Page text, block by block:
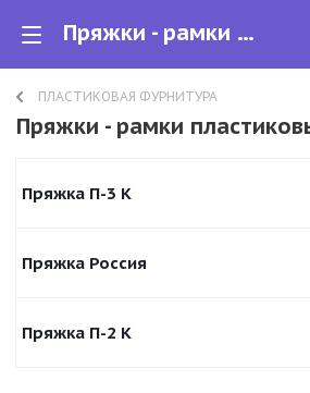
Пряжки - рамки пластиковые
ПЛАСТИКОВАЯ ФУРНИТУРА
Пряжки - рамки
Пряжка П-3 К
Пряжка Россия
Пряжка П-2 К